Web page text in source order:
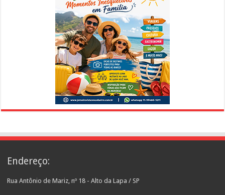
Endereço:
Rua Antônio de Mariz, nº 18 - Alto da Lapa / SP